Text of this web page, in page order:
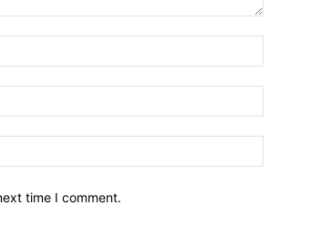
time I comment.